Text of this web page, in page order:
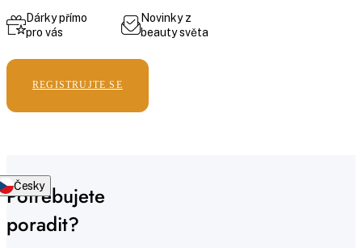
Dárky přímo
pro vás
Novinky z
beauty světa
REGISTRUJTE SE
Potřebujete
poradit?
Česky